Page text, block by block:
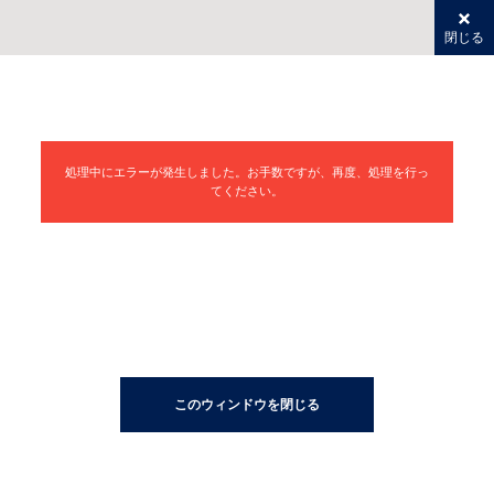
閉じる
処理中にエラーが発生しました。お手数ですが、再度、処理を行っ
てください。
このウィンドウを閉じる